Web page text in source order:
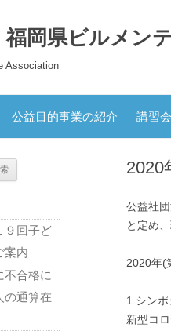
岡県ビルメン
Association
公益目的事業の紹介 講習
2020
公益社
と定め
2020年(
1.シンポ
新型コ
９回子ど
案内
不合格に
の通算在